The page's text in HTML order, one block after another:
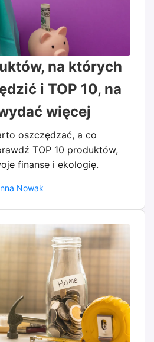
na których
i TOP 10, na
więcej
oszczędzać, a co
TOP 10 produktów,
finanse i ekologię.
Nowak